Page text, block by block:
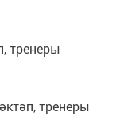
тренеры
тренеры